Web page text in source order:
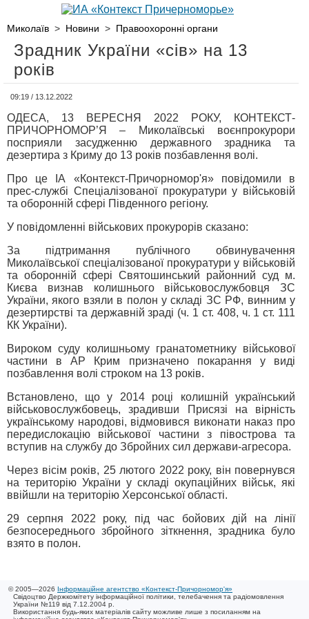
Миколаїв > Новини > Правоохоронні органи
Зрадник України «сів» на 13
років
09:19 / 13.12.2022
ОДЕСА, 13 ВЕРЕСНЯ 2022 РОКУ, КОНТЕКСТ-
ПРИЧОРНОМОР’Я – Миколаївські воєнпрокурори
посприяли засудженню державного зрадника та
дезертира з Криму до 13 років позбавлення волі.
Про це ІА «Контекст-Причорномор'я» повідомили в
прес-службі Спеціалізованої прокуратури у військовій
та оборонній сфері Південного регіону.
У повідомленні військових прокурорів сказано:
За підтримання публічного обвинувачення
Миколаївської спеціалізованої прокуратури у військовій
та оборонній сфері Святошинський районний суд м.
Києва визнав колишнього військовослужбовця ЗС
України, якого взяли в полон у складі ЗС РФ, винним у
дезертирстві та державній зраді (ч. 1 ст. 408, ч. 1 ст. 111
КК України).
Вироком суду колишньому гранатометнику військової
частини в АР Крим призначено покарання у виді
позбавлення волі строком на 13 років.
Встановлено, що у 2014 році колишній український
військовослужбовець, зрадивши Присязі на вірність
українському народові, відмовився виконати наказ про
передислокацію військової частини з півострова та
вступив на службу до Збройних сил держави-агресора.
Через вісім років, 25 лютого 2022 року, він повернувся
на територію України у складі окупаційних військ, які
ввійшли на територію Херсонської області.
29 серпня 2022 року, під час бойових дій на лінії
безпосереднього збройного зіткнення, зрадника було
взято в полон.
© 2005—2026 Інформаційне агентство «Контекст-Причорномор'я»
Свідоцтво Держкомітету інформаційної політики, телебачення та радіомовлення
України №119 від 7.12.2004 р.
Використання будь-яких матеріалів сайту можливе лише з посиланням на